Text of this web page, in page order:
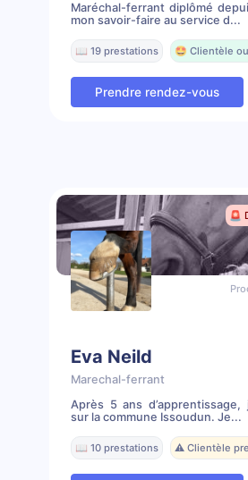
Maréchal-ferrant diplômé
mon savoir-faire au service d...
📖 19 prestations 🤩 Clientèle
Prendre rendez-vous
🚨
Eva Neild
Marechal-ferrant
Après 5 ans
sur la commune Issoudun. Je...
📖 10 prestations ⚠️ Clientèle